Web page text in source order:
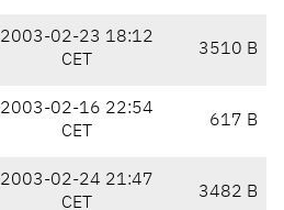
2003-02-23 18:12
CET
3510 B
2003-02-16 22:54
CET
617 B
2003-02-24 21:47
CET
3482 B